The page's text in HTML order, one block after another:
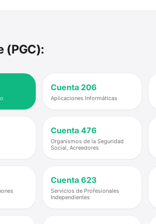
(PGC):
Cuenta 206
Aplicaciones Informáticas
Cuenta 476
Organismos de la Seguridad
Social, Acreedores
Cuenta 623
Servicios de Profesionales
Independientes